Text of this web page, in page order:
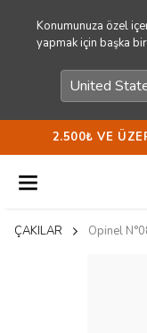
Konumunuza özel
yapmak için başka
2.500₺ VE
ÇAKILAR Opinel